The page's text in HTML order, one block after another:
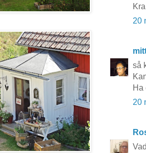
20
så
Ha
20